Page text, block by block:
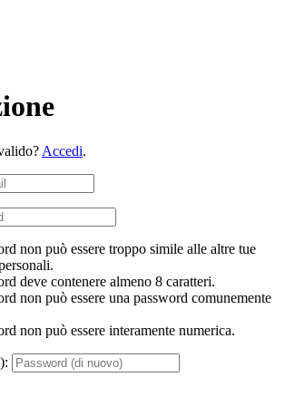
Accedi.
non può essere troppo simile alle altre tue
deve contenere almeno 8 caratteri.
non può essere una password comunemente
non può essere interamente numerica.